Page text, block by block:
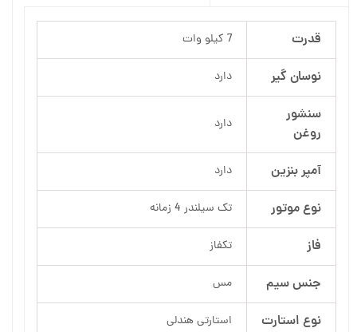
قدرت 7 کیلو وات
نوسان گیر دارد
سنشور
روغن
دارد
آمپر بنزین دارد
نوع موتور تک سیلندر 4 زمانه
فاز تکفاز
جنس سیم مس
نوع استارت استارتی هندلی